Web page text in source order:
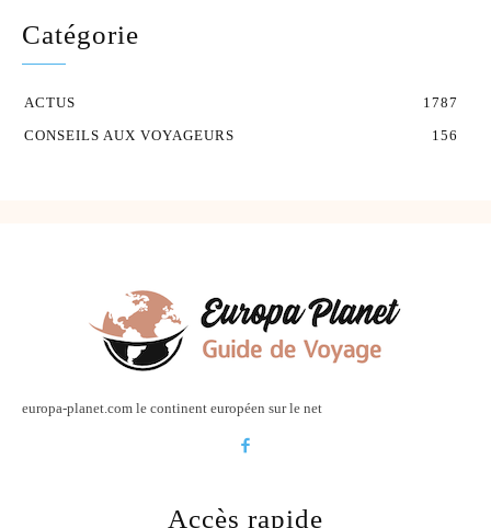
Catégorie
ACTUS
1787
CONSEILS AUX VOYAGEURS
156
europa-planet.com le continent européen sur le net
Accès rapide